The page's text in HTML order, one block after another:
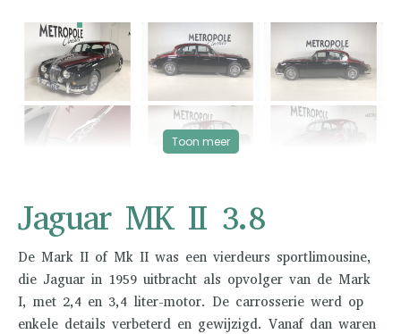
VERKOCHT
‹ ›
Toon meer
Jaguar MK II 3.8
De Mark II of Mk II was een vierdeurs sportlimousine,
die Jaguar in 1959 uitbracht als opvolger van de Mark
I, met 2,4 en 3,4 liter-motor. De carrosserie werd op
enkele details verbeterd en gewijzigd. Vanaf dan waren